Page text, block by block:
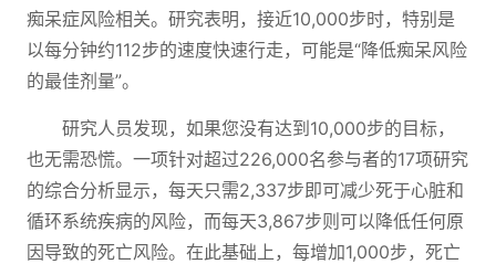
痴呆症风险相关。研究表明，接近10,000步时，特别是
以每分钟约112步的速度快速行走，可能是“降低痴呆风险
的最佳剂量”。
研究人员发现，如果您没有达到10,000步的目标，
也无需恐慌。一项针对超过226,000名参与者的17项研究
的综合分析显示，每天只需2,337步即可减少死于心脏和
循环系统疾病的风险，而每天3,867步则可以降低任何原
因导致的死亡风险。在此基础上，每增加1,000步，死亡